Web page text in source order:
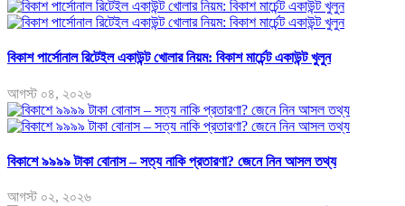
বিকাশ পার্সোনাল রিটেইল একাউন্ট খোলার নিয়ম: বিকাশ মার্চেন্ট একাউন্ট খুলুন
আগস্ট ০৪, ২০২৬
বিকাশে ৯৯৯৯ টাকা বোনাস – সত্য নাকি প্রতারণা? জেনে নিন আসল তথ্য
আগস্ট ০২, ২০২৬